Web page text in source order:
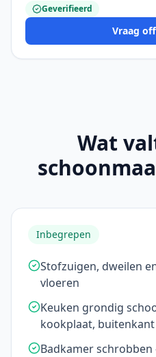
Geverifieerd
Vraag
Wat
Inbegrepen
Stofzuigen, dweilen
vloeren
Keuken grondig
kookplaat,
Badkamer